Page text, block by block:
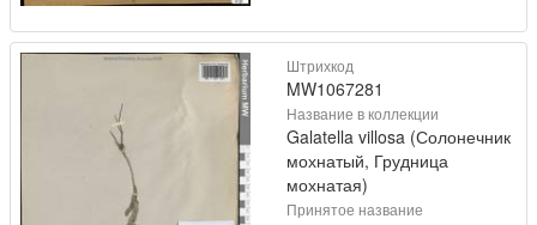
Штрихкод
MW1067281
Название в коллекции
Galatella villosa (Солонечник
мохнатый, Грудница
мохнатая)
Принятое название